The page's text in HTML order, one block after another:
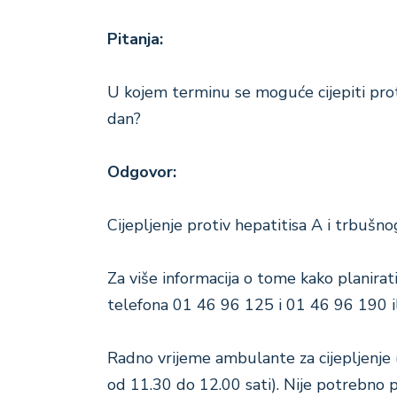
Pitanja:
U kojem terminu se moguće cijepiti
dan?
Odgovor:
Cijepljenje protiv hepatitisa A i
Za više informacija o tome kako
telefona 01 46 96 125 i 01 46 96 190
Radno vrijeme ambulante za
od 11.30 do 12.00 sati). Nije potrebno